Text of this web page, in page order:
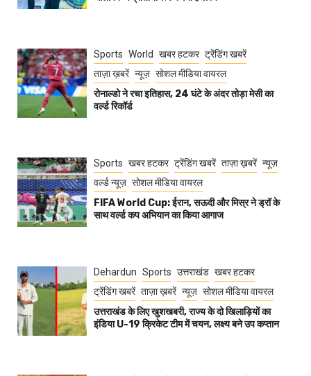
Sports World खबर हटकर ट्रेंडिंग खबरें
ताज़ा ख़बरें न्यूज़ सोशल मीडिया वायरल
रोनाल्डो ने रचा इतिहास, 24 घंटे के अंदर तोड़ा मेसी का
वर्ल्ड रिकॉर्ड
Sports खबर हटकर ट्रेंडिंग खबरें ताज़ा ख़बरें न्यूज़
वर्ल्ड न्यूज़ सोशल मीडिया वायरल
FIFA World Cup: ईरान, सऊदी और मिस्र ने ड्रॉ के
साथ वर्ल्ड कप अभियान का किया आगाज
Dehardun Sports उत्तराखंड खबर हटकर
ट्रेंडिंग खबरें ताज़ा ख़बरें न्यूज़ सोशल मीडिया वायरल
उत्तराखंड के लिए खुशखबरी, राज्य के दो खिलाड़ियों का
इंडिया U-19 क्रिकेट टीम में चयन, लक्ष्य बने उप कप्तान